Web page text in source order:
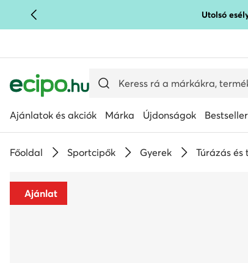
UGRÁS A FŐ TARTALOMRA Utolsó
Ajánlatok és akciók Márka Újdonságok
Főoldal Sportcipők Gyerek Túrázás és
Ajánlat